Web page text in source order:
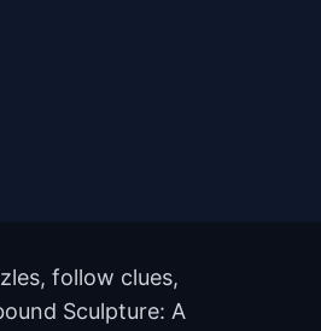
follow clues,
Sculpture: A